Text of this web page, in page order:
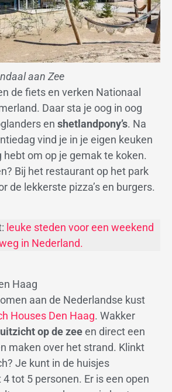
aan Zee
de fiets en verken Nationaal
Daar sta je oog in oog
en shetlandpony’s. Na
vind je in je eigen keuken
hebt om op je gemak te koken.
Bij het restaurant op het park
de lekkerste pizza’s en burgers.
leuke steden voor een weekend
in Nederland.
Haag
aan de Nederlandse kust
Houses Den Haag. Wakker
uitzicht op de zeeen direct een
maken over het strand. Klinkt
Je kunt in de huisjes
tot 5 personen. Er is een open